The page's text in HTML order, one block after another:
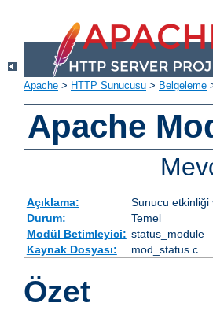
Apache > HTTP Sunucusu > Belgeleme
Apache
Açıklama:
Sunucu etkinliği
Durum:
Temel
Modül Betimleyici: status_module
Kaynak Dosyası:
mod_status.c
Özet